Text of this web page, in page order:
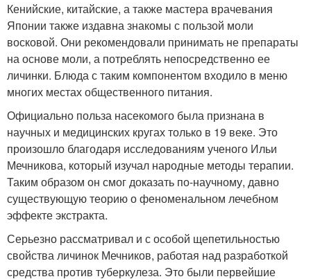
Кенийские, китайские, а также мастера врачевания
Японии также издавна знакомы с пользой моли
восковой. Они рекомендовали принимать не препараты
на основе моли, а потреблять непосредственно ее
личинки. Блюда с таким компонентом входило в меню
многих местах общественного питания.
Официально польза насекомого была признана в
научных и медицинских кругах только в 19 веке. Это
произошло благодаря исследованиям ученого Ильи
Мечникова, который изучал народные методы терапии.
Таким образом он смог доказать по-научному, давно
существующую теорию о феноменальном лечебном
эффекте экстракта.
Серьезно рассматривал и с особой щепетильностью
свойства личинок Мечников, работая над разработкой
средства против туберкулеза. Это были первейшие